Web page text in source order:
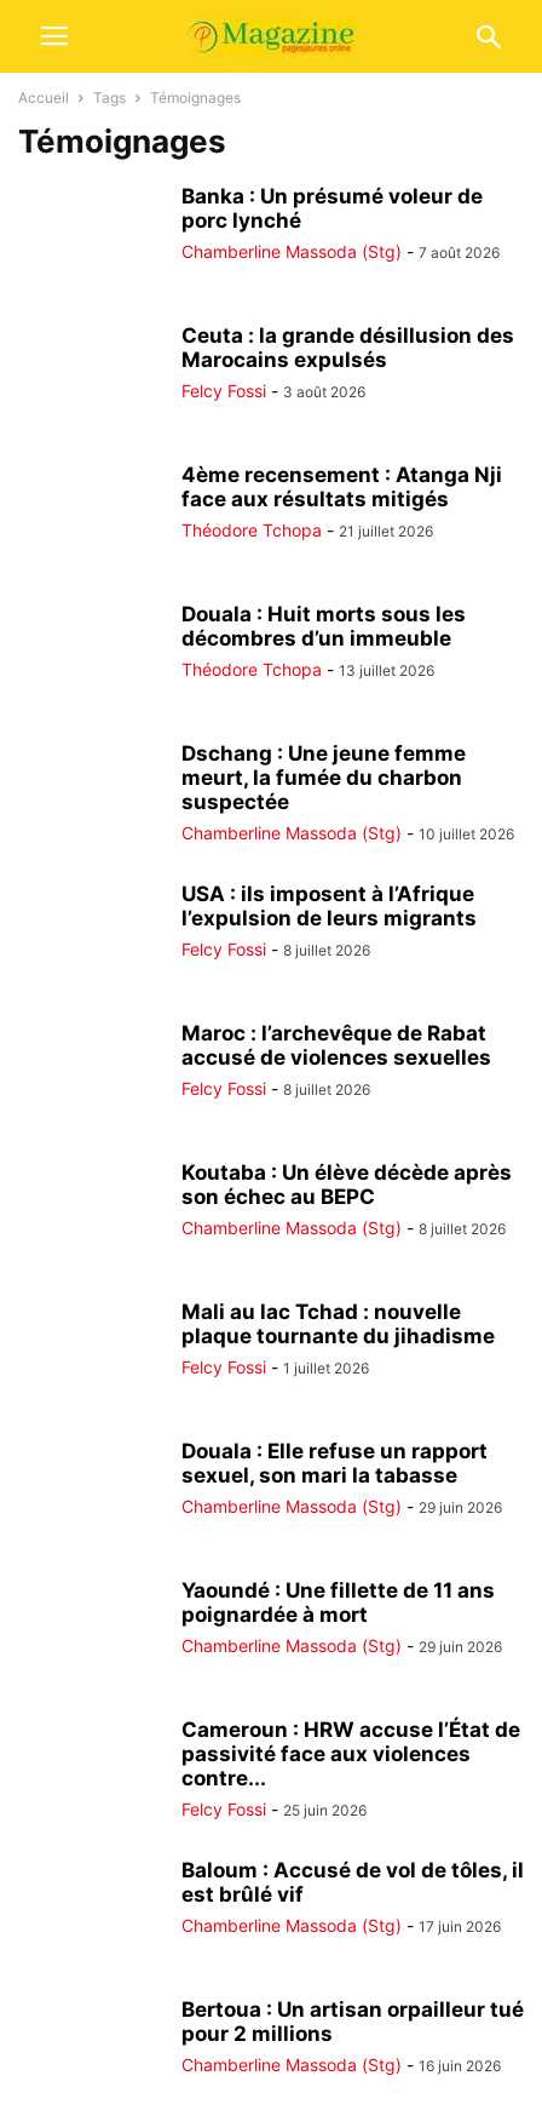
Accueil Tags Témoignages
Témoignages
Banka : Un présumé voleur de
porc lynché
Chamberline Massoda (Stg) - 7 août 2026
Ceuta : la grande désillusion des
Marocains expulsés
Felcy Fossi - 3 août 2026
4ème recensement : Atanga Nji
face aux résultats mitigés
Théodore Tchopa - 21 juillet 2026
Douala : Huit morts sous les
décombres d’un immeuble
Théodore Tchopa - 13 juillet 2026
Dschang : Une jeune femme
meurt, la fumée du charbon
suspectée
Chamberline Massoda (Stg) - 10 juillet 2026
USA : ils imposent à l’Afrique
l’expulsion de leurs migrants
Felcy Fossi - 8 juillet 2026
Maroc : l’archevêque de Rabat
accusé de violences sexuelles
Felcy Fossi - 8 juillet 2026
Koutaba : Un élève décède après
son échec au BEPC
Chamberline Massoda (Stg) - 8 juillet 2026
Mali au lac Tchad : nouvelle
plaque tournante du jihadisme
Felcy Fossi - 1 juillet 2026
Douala : Elle refuse un rapport
sexuel, son mari la tabasse
Chamberline Massoda (Stg) - 29 juin 2026
Yaoundé : Une fillette de 11 ans
poignardée à mort
Chamberline Massoda (Stg) - 29 juin 2026
Cameroun : HRW accuse l’État de
passivité face aux violences
contre...
Felcy Fossi - 25 juin 2026
Baloum : Accusé de vol de tôles, il
est brûlé vif
Chamberline Massoda (Stg) - 17 juin 2026
Bertoua : Un artisan orpailleur tué
pour 2 millions
Chamberline Massoda (Stg) - 16 juin 2026